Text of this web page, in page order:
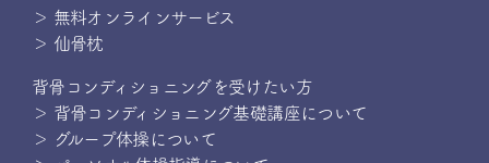
＞ 無料オンラインサービス
＞ 仙骨枕
背骨コンディショニングを受けたい方
＞ 背骨コンディショニング基礎講座について
＞ グループ体操について